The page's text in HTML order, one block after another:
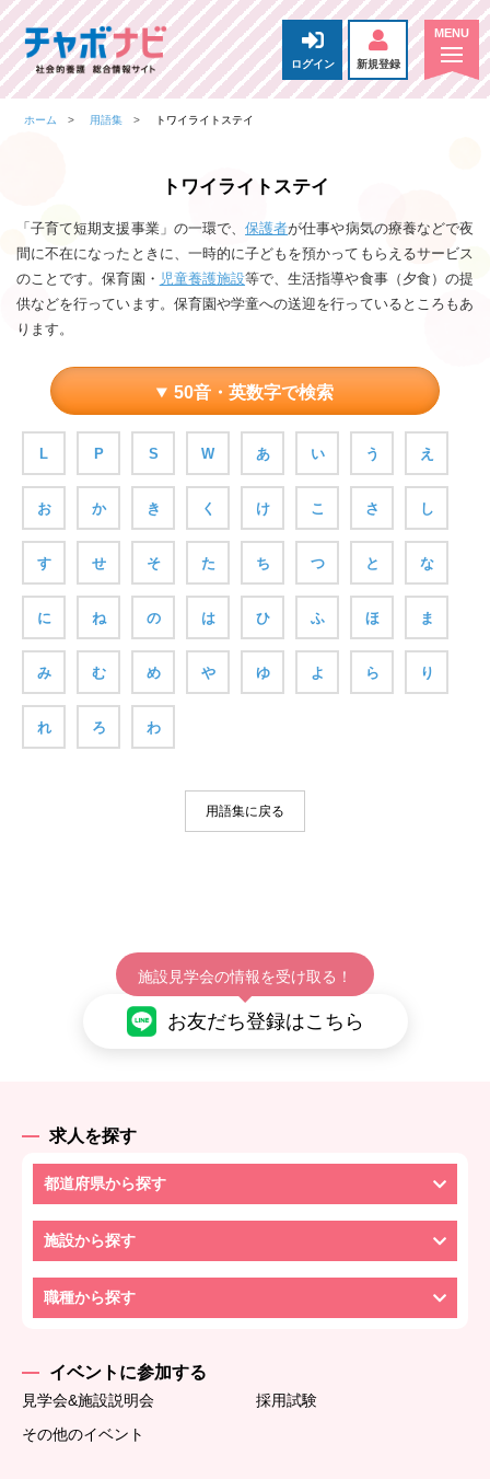
ログイン 新規登録
ホーム 用語集 トワイライトステイ
トワイライトステイ
「子育て短期支援事業」の一環で、保護者が仕事や病気の療養などで夜
間に不在になったときに、一時的に子どもを預かってもらえるサービス
のことです。保育園・ 児童養護施設等で、生活指導や食事（夕食）の提
供などを行っています。保育園や学童への送迎を行っているところもあ
ります。
50音・英数字で検索
L P S W あ い う え
お か き く け こ さ し
す せ そ た ち つ と な
に ね の は ひ ふ ほ ま
み む め や ゆ よ ら り
れ ろ わ
用語集に戻る
施設見学会の情報を受け取る！
お友だち登録はこちら
求人を探す
都道府県から探す
施設から探す
職種から探す
イベントに参加する
見学会&施設説明会
採用試験
その他のイベント